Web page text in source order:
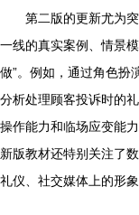
第二版的更新尤为
一线的真实案例、情景
做”。例如，通过角色扮
分析处理顾客投诉时的
操作能力和临场应变能
新版教材还特别关注了
礼仪、社交媒体上的形